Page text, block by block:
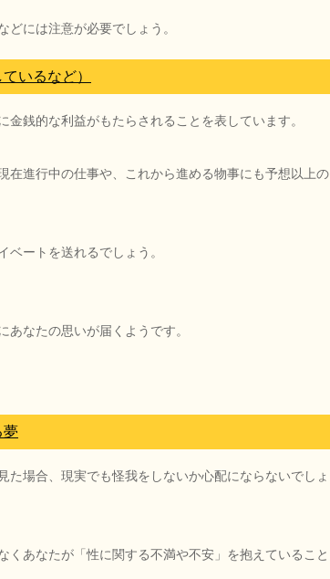
には注意が必要でしょう。
いるなど）
銭的な利益がもたらされることを表しています。
在進行中の仕事や、これから進める物事にも予想以上の
ベートを送れるでしょう。
なたの思いが届くようです。
夢
た場合、現実でも怪我をしないか心配にならないでしょ
くあなたが「性に関する不満や不安」を抱えていること